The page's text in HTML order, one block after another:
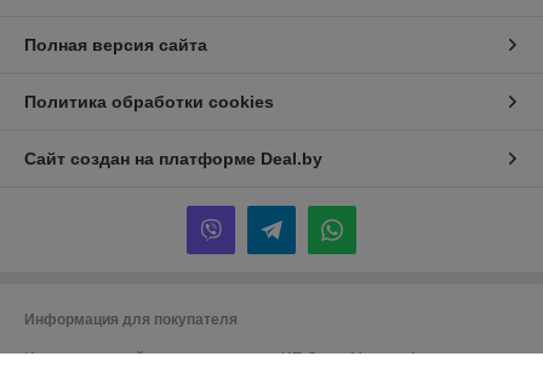
Полная версия сайта
Политика обработки cookies
Сайт создан на платформе Deal.by
Информация для покупателя
Индивидуальный предприниматель:ИП Сачук Марина Анатольевна